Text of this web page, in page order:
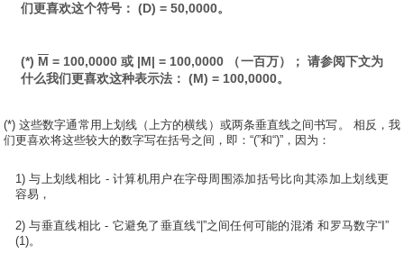
们更喜欢这个符号： (D) = 50,0000。
(*) M = 100,0000 或 |M| = 100,0000 （一百万）； 请参阅下文为
什么我们更喜欢这种表示法： (M) = 100,0000。
(*) 这些数字通常用上划线（上方的横线）或两条垂直线之间书写。 相反，我
们更喜欢将这些较大的数字写在括号之间，即：“(”和“)”，因为：
1) 与上划线相比 - 计算机用户在字母周围添加括号比向其添加上划线更
容易，
2) 与垂直线相比 - 它避免了垂直线“|”之间任何可能的混淆 和罗马数字“I”
(1)。